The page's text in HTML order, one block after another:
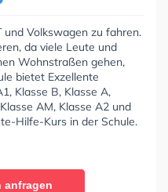
und Volkswagen zu fahren.
da viele Leute und
Wohnstraßen gehen,
bietet Exzellente
Klasse B, Klasse A,
AM, Klasse A2 und
Hilfe-Kurs in der Schule.
anfragen